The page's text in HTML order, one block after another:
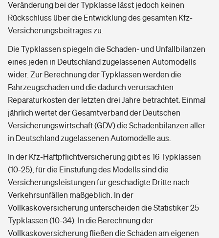
Veränderung bei der Typklasse lässt jedoch keinen
Rückschluss über die Entwicklung des gesamten Kfz-
Versicherungsbeitrages zu.
Die Typklassen spiegeln die Schaden- und Unfallbilanzen
eines jeden in Deutschland zugelassenen Automodells
wider. Zur Berechnung der Typklassen werden die
Fahrzeugschäden und die dadurch verursachten
Reparaturkosten der letzten drei Jahre betrachtet. Einmal
jährlich wertet der Gesamtverband der Deutschen
Versicherungswirtschaft (GDV) die Schadenbilanzen aller
in Deutschland zugelassenen Automodelle aus.
In der Kfz-Haftpflichtversicherung gibt es 16 Typklassen
(10-25), für die Einstufung des Modells sind die
Versicherungsleistungen für geschädigte Dritte nach
Verkehrsunfällen maßgeblich. In der
Vollkaskoversicherung unterscheiden die Statistiker 25
Typklassen (10-34). In die Berechnung der
Vollkaskoversicherung fließen die Schäden am eigenen